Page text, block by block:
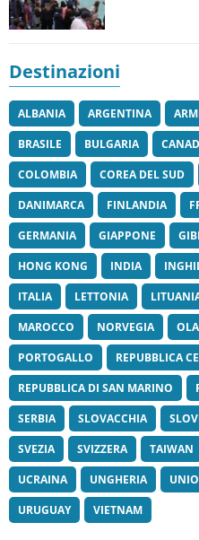
Destinazioni
ALBANIA ARGENTINA
BRASILE
BULGARIA
COLOMBIA
COREA DEL SUD
DANIMARCA
FINLANDIA
GERMANIA
GIAPPONE
HONG KONG
INDIA
ITALIA
LETTONIA
MAROCCO
NORVEGIA
PORTOGALLO
REPUBBLICA
REPUBBLICA DI SAN MARINO
SERBIA
SLOVACCHIA
SVEZIA
SVIZZERA TAIWAN
UCRAINA
UNGHERIA
URUGUAY
VIETNAM